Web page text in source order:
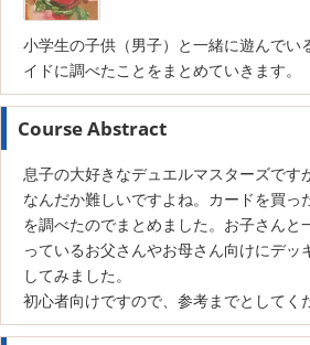
小学生の子供（男子）と一緒に遊んでい
イドに調べたことをまとめていきます。
Course Abstract
息子の大好きなデュエルマスターズです
なんだか難しいですよね。カードを買っ
を調べたのでまとめました。お子さんと
っているお父さんやお母さん向けにデッ
してみました。
初心者向けですので、参考までとしてく